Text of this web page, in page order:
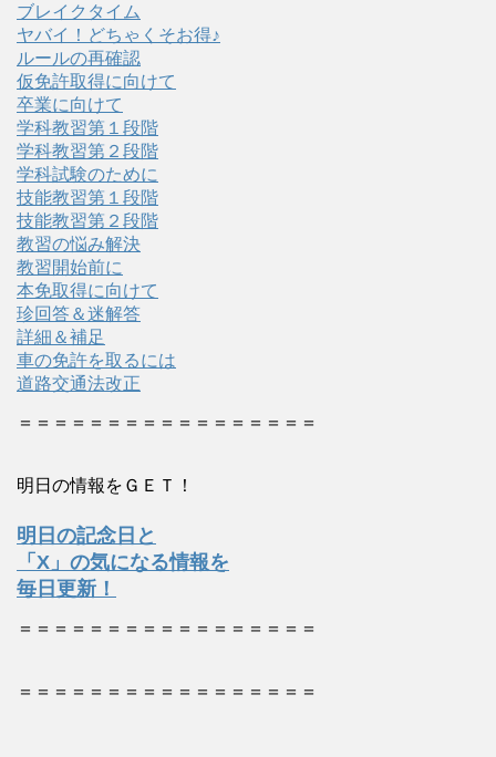
ブレイクタイム
ヤバイ！どちゃくそお得♪
ルールの再確認
仮免許取得に向けて
卒業に向けて
学科教習第１段階
学科教習第２段階
学科試験のために
技能教習第１段階
技能教習第２段階
教習の悩み解決
教習開始前に
本免取得に向けて
珍回答＆迷解答
詳細＆補足
車の免許を取るには
道路交通法改正
＝＝＝＝＝＝＝＝＝＝＝＝＝＝＝＝＝
明日の情報をＧＥＴ！
明日の記念日と
「X」の気になる情報を
毎日更新！
＝＝＝＝＝＝＝＝＝＝＝＝＝＝＝＝＝
＝＝＝＝＝＝＝＝＝＝＝＝＝＝＝＝＝